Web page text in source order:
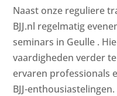
Naast onze reguliere
BJJ.nl regelmatig
seminars in Geulle .
vaardigheden verder
ervaren professionals
BJJ-enthousiastelingen.